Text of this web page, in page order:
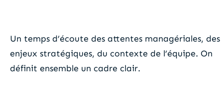
Un temps d’écoute des attentes managériales, des
enjeux stratégiques, du contexte de l’équipe. On
définit ensemble un cadre clair.